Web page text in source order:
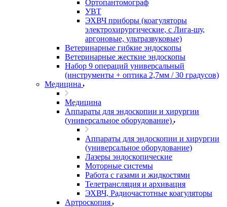
Ортопантомограф
УВТ
ЭХВЧ приборы (коагуляторы
электрохирургические, с Лига-шу,
аргоновые, ультразвуковые)
Ветеринарные гибкие эндоскопы
Ветеринарные жесткие эндоскопы
Набор 9 операций универсальный
(инструменты + оптика 2,7мм / 30 градусов)
Медицина
Медицина
Аппараты для эндоскопии и хирургии
(универсальное оборудование)
Аппараты для эндоскопии и хирургии
(универсальное оборудование)
Лазеры эндоскопические
Моторные системы
Работа с газами и жидкостями
Телетрансляция и архивация
ЭХВЧ, Радиочастотные коагуляторы
Артроскопия